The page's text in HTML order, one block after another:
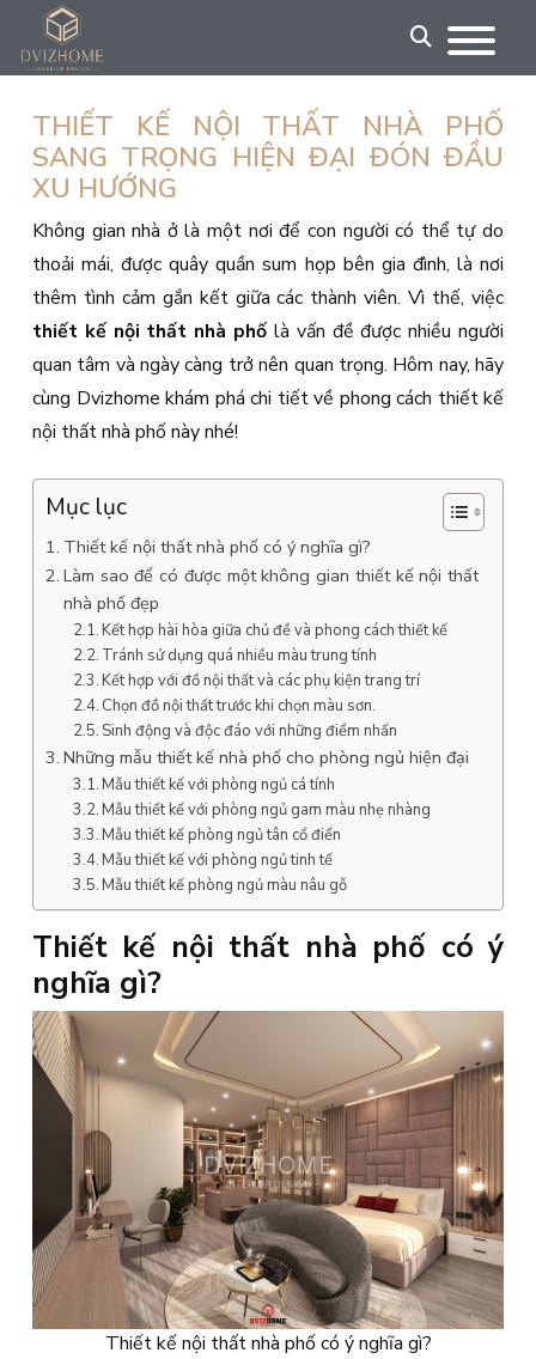
content
THIẾT KẾ NỘI THẤT NHÀ PHỐ
SANG TRỌNG HIỆN ĐẠI ĐÓN ĐẦU
XU HƯỚNG
Không gian nhà ở là một nơi để con người có thể tự do
thoải mái, được quây quần sum họp bên gia đình, là nơi
thêm tình cảm gắn kết giữa các thành viên. Vì thế, việc
thiết kế nội thất nhà phố là vấn đề được nhiều người
quan tâm và ngày càng trở nên quan trọng. Hôm nay, hãy
cùng Dvizhome khám phá chi tiết về phong cách thiết kế
nội thất nhà phố này nhé!
Mục lục
Thiết kế nội thất nhà phố có ý nghĩa gì?
Làm sao để có được một không gian thiết kế nội thất
nhà phố đẹp
Kết hợp hài hòa giữa chủ đề và phong cách thiết kế
Tránh sử dụng quá nhiều màu trung tính
Kết hợp với đồ nội thất và các phụ kiện trang trí
Chọn đồ nội thất trước khi chọn màu sơn.
Sinh động và độc đáo với những điểm nhấn
Những mẫu thiết kế nhà phố cho phòng ngủ hiện đại
Mẫu thiết kế với phòng ngủ cá tính
Mẫu thiết kế với phòng ngủ gam màu nhẹ nhàng
Mẫu thiết kế phòng ngủ tân cổ điển
Mẫu thiết kế với phòng ngủ tinh tế
Mẫu thiết kế phòng ngủ màu nâu gỗ
Thiết kế nội thất nhà phố có ý
nghĩa gì?
Thiết kế nội thất nhà phố có ý nghĩa gì?